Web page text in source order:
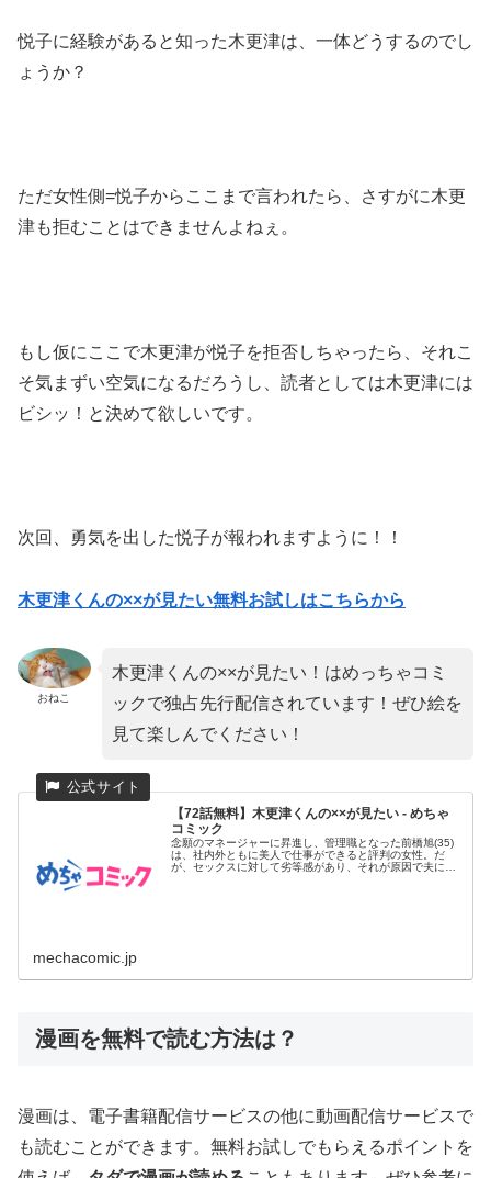
悦子に経験があると知った木更津は、一体どうするのでし
ょうか？
ただ女性側=悦子からここまで言われたら、さすがに木更
津も拒むことはできませんよねぇ。
もし仮にここで木更津が悦子を拒否しちゃったら、それこ
そ気まずい空気になるだろうし、読者としては木更津には
ビシッ！と決めて欲しいです。
次回、勇気を出した悦子が報われますように！！
木更津くんの××が見たい無料お試しはこちらから
おねこ
木更津くんの××が見たい！はめっちゃコミ
ックで独占先行配信されています！ぜひ絵を
見て楽しんでください！
【72話無料】木更津くんの××が見たい - めちゃ
コミック
念願のマネージャーに昇進し、管理職となった前橋旭(35)
は、社内外ともに美人で仕事ができると評判の女性。だ
が、セックスに対して劣等感があり、それが原因で夫にも
mechacomic.jp
漫画を無料で読む方法は？
漫画は、電子書籍配信サービスの他に動画配信サービスで
も読むことができます。無料お試しでもらえるポイントを